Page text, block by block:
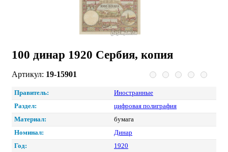
100 динар 1920 Сербия, копия
Артикул: 19-15901
Правитель:
Иностранные
Раздел:
цифровая полиграфия
Материал:
бумага
Номинал:
Динар
Год:
1920